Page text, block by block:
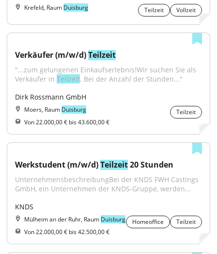
Krefeld, Raum Duisburg Teilzeit Vollzeit
Verkäufer (m/w/d) Teilzeit
"...zum gelungenen Einkaufserlebnis!Wir suchen Sie als
Verkäufer in Teilzeit. Bei der Anzahl der Stunden..."
Dirk Rossmann GmbH
Moers, Raum Duisburg
Teilzeit
Von 22.000,00 € bis 43.600,00 €
Werkstudent (m/w/d) Teilzeit 20 Stunden
UnternehmensbeschreibungBei der KNDS FWH Castings
GmbH, ein Unternehmen der KNDS-Gruppe, werden...
KNDS
Mülheim an der Ruhr, Raum Duisburg Homeoffice
Teilzeit
Von 22.000,00 € bis 42.500,00 €